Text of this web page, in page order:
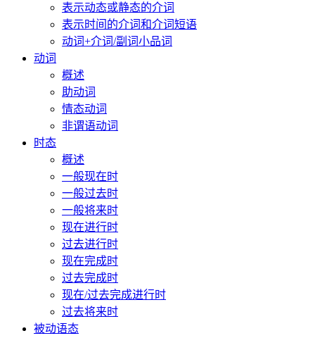
表示动态或静态的介词
表示时间的介词和介词短语
动词+介词/副词小品词
动词
概述
助动词
情态动词
非谓语动词
时态
概述
一般现在时
一般过去时
一般将来时
现在进行时
过去进行时
现在完成时
过去完成时
现在/过去完成进行时
过去将来时
被动语态